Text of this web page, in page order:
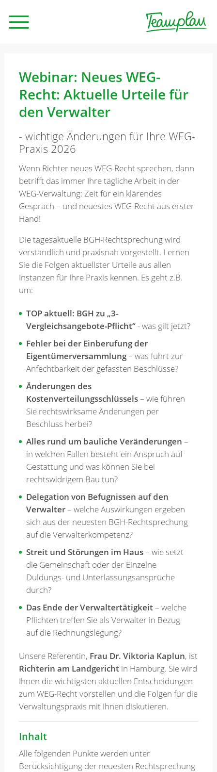
Beratung
Unternehmen
News
Kontakt
Merkzettel
Newsletter
Webinar: Neues WEG-
Recht: Aktuelle Urteile für
den Verwalter
- wichtige Änderungen für Ihre WEG-
Praxis 2026
Wenn Richter neues WEG-Recht sprechen, dann
betrifft das immer Ihre tägliche Arbeit in der
WEG-Verwaltung: Zeit für ein klärendes
Gespräch – und neuestes WEG-Recht aus erster
Hand!
Die tagesaktuelle BGH-Rechtsprechung wird
verständlich und praxisnah vorgestellt. Lernen
Sie die Folgen aktuellster Urteile aus allen
Instanzen für Ihre Praxis kennen. Es geht z.B.
um:
TOP aktuell: BGH zu „3-
Vergleichsangebote-Pflicht“- was gilt jetzt?
Fehler bei der Einberufung der
Eigentümerversammlung– was führt zur
Anfechtbarkeit der gefassten Beschlüsse?
Änderungen des
Kostenverteilungsschlüssels– wie führen
Sie rechtswirksame Änderungen per
Beschluss herbei?
Alles rund um bauliche Veränderungen –
in welchen Fällen besteht ein Anspruch auf
Gestattung und was können Sie bei
rechtswidrigem Bau tun?
Delegation von Befugnissen auf den
Verwalter– welche Auswirkungen ergeben
sich aus der neuesten BGH-Rechtsprechung
auf die Verwalterkompetenz?
Streit und Störungen im Haus– wie setzt
die Gemeinschaft oder der Einzelne
Duldungs- und Unterlassungsansprüche
durch?
Das Ende der Verwaltertätigkeit– welche
Pflichten treffen Sie als Verwalter in Bezug
auf die Rechnungslegung?
Unsere Referentin, Frau Dr. Viktoria Kaplun, ist
Richterin am Landgerichtin Hamburg. Sie wird
Ihnen die wichtigsten aktuellen Entscheidungen
zum WEG-Recht vorstellen und die Folgen für die
Verwaltungspraxis mit Ihnen diskutieren.
Inhalt
Alle folgenden Punkte werden unter
Berücksichtigung der neuesten Rechtsprechung